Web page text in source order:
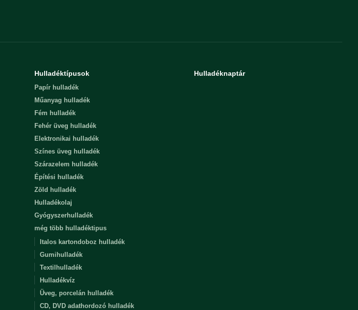
Hulladéktípusok
Papír hulladék
Műanyag hulladék
Fém hulladék
Fehér üveg hulladék
Elektronikai hulladék
Színes üveg hulladék
Szárazelem hulladék
Építési hulladék
Zöld hulladék
Hulladékolaj
Gyógyszerhulladék
még több hulladéktipus
Italos kartondoboz hulladék
Gumihulladék
Textilhulladék
Hulladékvíz
Üveg, porcelán hulladék
CD, DVD adathordozó hulladék
Hulladéknaptár